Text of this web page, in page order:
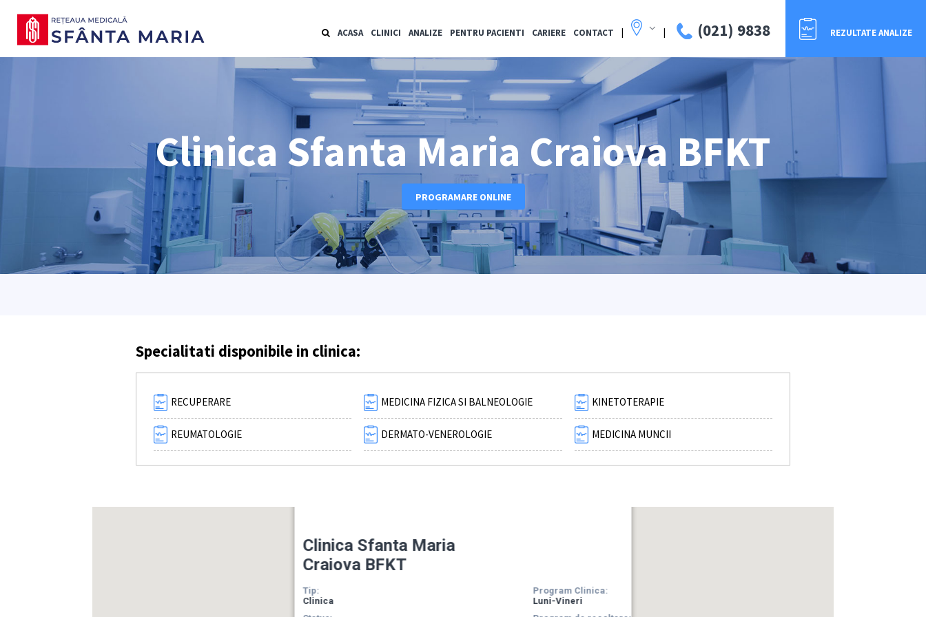
ACASA CLINICI ANALIZE PENTRU PACIENTI CARIERE CONTACT (021) 9838 REZULTATE ANALIZE
Clinica Sfanta Maria Craiova BFKT
PROGRAMARE ONLINE
Specialitati disponibile in clinica:
RECUPERARE MEDICINA FIZICA SI BALNEOLOGIE KINETOTERAPIE
REUMATOLOGIE DERMATO-VENEROLOGIE MEDICINA MUNCII
Clinica Sfanta Maria
Craiova BFKT
Tip:
Clinica
Program Clinica:
Luni-Vineri